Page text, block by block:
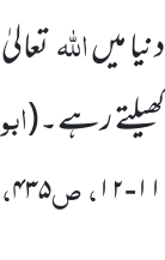
میںاللہتعالیٰ
رہے۔(ابو
۱۱-۱۲ ، ص۴۳۵،